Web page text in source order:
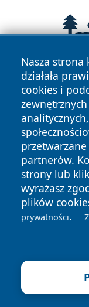
Nasza strona
działała
cookies i
partnerów.
strony lub
wyrażasz
plików
prywatności.
Copyright © 2026
zastrzeżone.
News Autorzy